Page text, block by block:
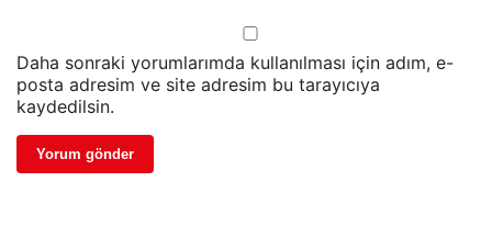
Daha sonraki yorumlarımda kullanılması için adım, e-
posta adresim ve site adresim bu tarayıcıya
kaydedilsin.